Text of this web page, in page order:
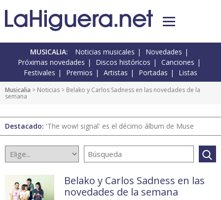
MUSICALIA: Noticias musicales
Novedades
Próximas novedades
Discos históricos
Canciones
Festivales
Premios Artistas Portadas Listas
Musicalia > Noticias > Belako y Carlos Sadness en las novedades de la
semana
Destacado: 'The wow! signal' es el décimo álbum de Muse
Belako y Carlos Sadness en las
novedades de la semana